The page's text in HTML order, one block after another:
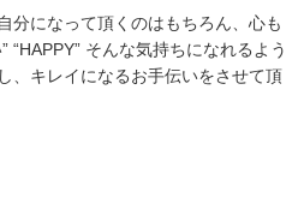
分になって頂くのはもちろん、 心も
“HAPPY” そんな気持ちになれるよう
、キレイになるお手伝いをさせて頂